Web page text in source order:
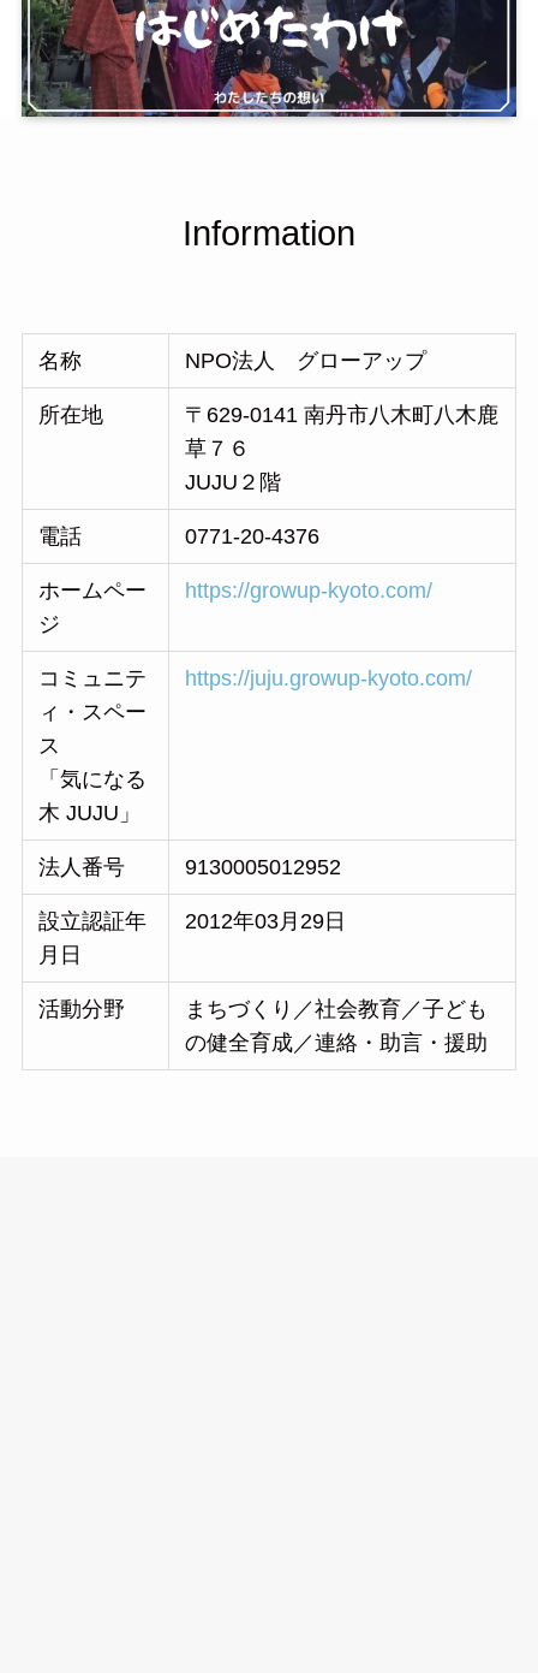
Information
名称 NPO法人 グローアップ
所在地
〒629-0141 南丹市八木町八木鹿
草７６
JUJU２階
電話 0771-20-4376
ホームペー
ジ
https://growup-kyoto.com/
コミュニテ
ィ・スペー
ス
「気になる
木 JUJU」
https://juju.growup-kyoto.com/
法人番号 9130005012952
設立認証年
月日
2012年03月29日
活動分野
まちづくり／社会教育／子ども
の健全育成／連絡・助言・援助